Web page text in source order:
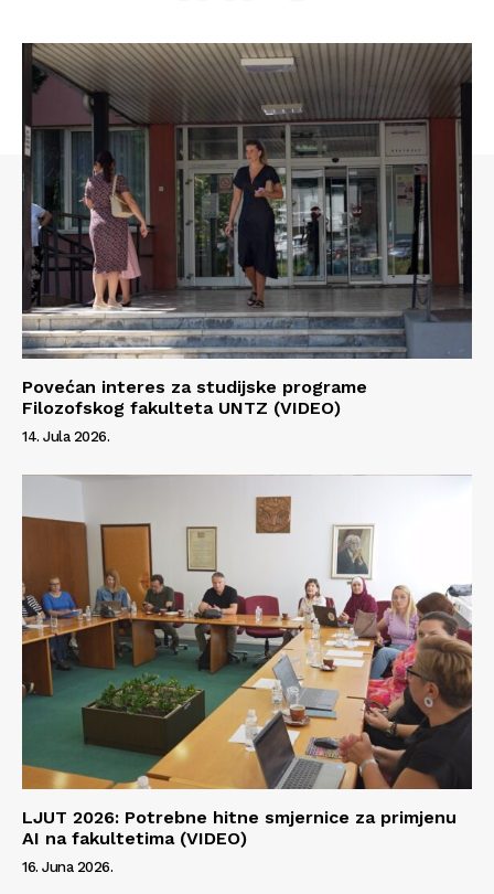
Info
Impressum
Povećan interes za studijske programe
Filozofskog fakulteta UNTZ (VIDEO)
14. Jula 2026.
LJUT 2026: Potrebne hitne smjernice za primjenu
AI na fakultetima (VIDEO)
16. Juna 2026.